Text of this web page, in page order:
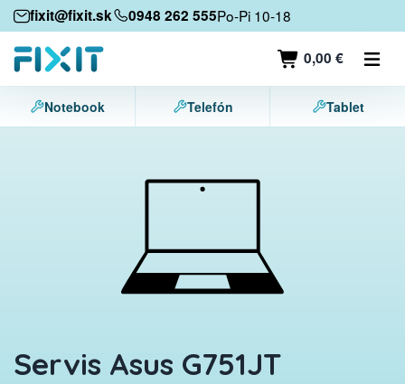
fixit@fixit.sk 0948 262 555Po-Pi 10-18
0,00 €
Mobilné zariadenia
Mobilné telefóny
Tablety
Notebook Telefón Tablet
Servis Asus G751JT